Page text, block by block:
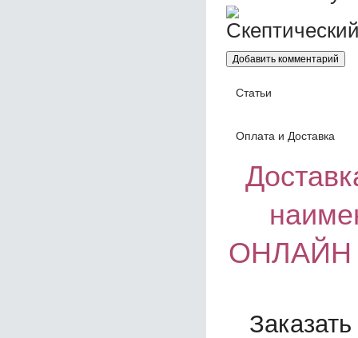
Статьи
Оплата и Доставка
ОНЛАЙН